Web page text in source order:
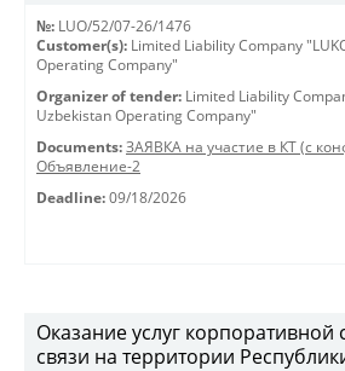
№: LUO/52/07-26/1476
Customer(s): Limited Liability Company
Operating Company"
Organizer of tender: Limited Liability
Uzbekistan Operating Company"
Documents: ЗАЯВКА на участие в КТ (с
Объявление-2
Deadline: 09/18/2026
Оказание услуг корпоративной
связи на территории